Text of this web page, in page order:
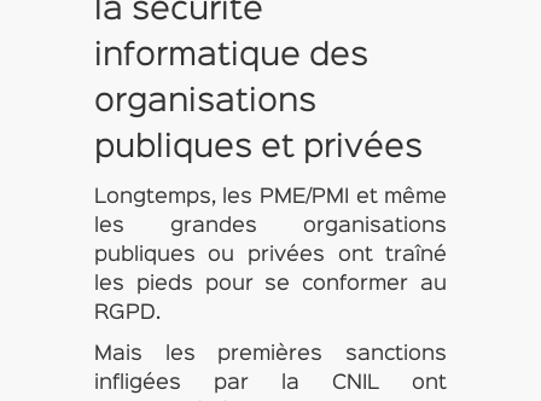
la sécurité
informatique des
organisations
publiques et privées
Longtemps, les PME/PMI et même
les grandes organisations
publiques ou privées ont traîné
les pieds pour se conformer au
RGPD.
Mais les premières sanctions
infligées par la CNIL ont